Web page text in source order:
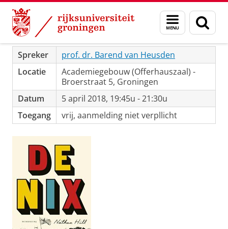
Skip
Content
Skip
Navigation
Menu
en
zoeken
De Nix
Spreker
prof. dr. Barend van Heusden
Locatie
Academiegebouw (Offerhauszaal) -
Broerstraat 5, Groningen
Datum
5 april 2018, 19:45u - 21:30u
Toegang
vrij, aanmelding niet verpllicht